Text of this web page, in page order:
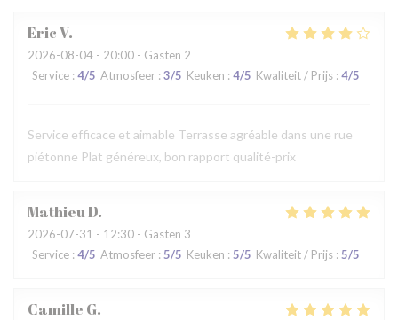
EricV
2026-08-04 - 20:00 - Gasten 2
Service : 4/5 Atmosfeer : 3/5 Keuken : 4/5 Kwaliteit / Prijs : 4/5
Service efficace et aimable Terrasse agréable dans une rue
piétonne Plat généreux, bon rapport qualité-prix
MathieuD
2026-07-31 - 12:30 - Gasten 3
Service : 4/5 Atmosfeer : 5/5 Keuken : 5/5 Kwaliteit / Prijs : 5/5
Camille G